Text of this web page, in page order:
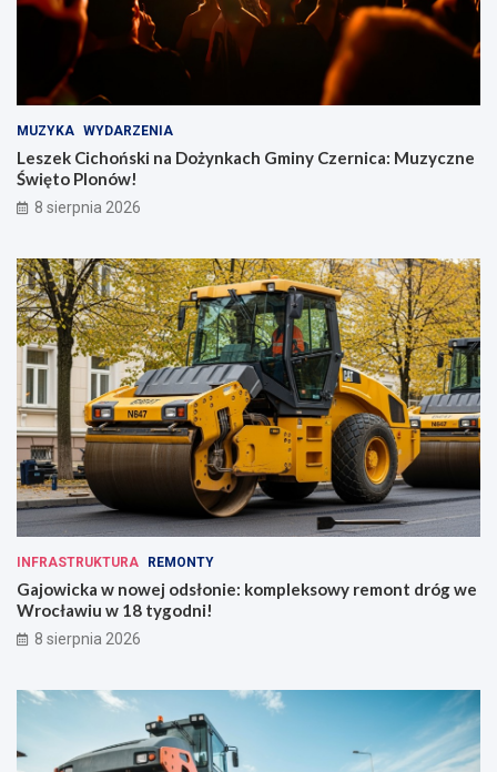
MUZYKA WYDARZENIA
Leszek Cichoński na Dożynkach Gminy Czernica: Muzyczne
Święto Plonów!
8 sierpnia 2026
INFRASTRUKTURA REMONTY
Gajowicka w nowej odsłonie: kompleksowy remont dróg we
Wrocławiu w 18 tygodni!
8 sierpnia 2026